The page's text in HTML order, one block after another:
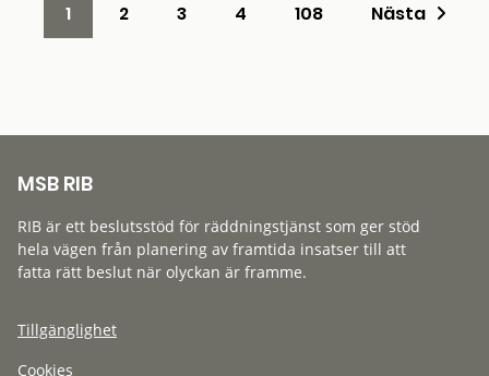
1 2 3 4 108 Nästa
MSB RIB
RIB är ett beslutsstöd för räddningstjänst som ger stöd
hela vägen från planering av framtida insatser till att
fatta rätt beslut när olyckan är framme.
Tillgänglighet
Cookies